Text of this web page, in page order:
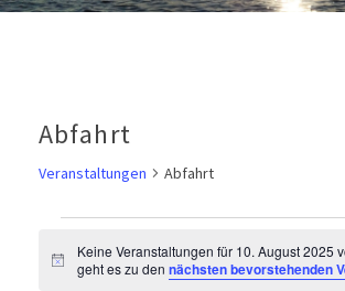
Abfahrt
Veranstaltungen Abfahrt
Veranstaltungen
Hinweis
Keine Veranstaltungen für 10. August 2025
geht es zu den nächsten bevorstehenden